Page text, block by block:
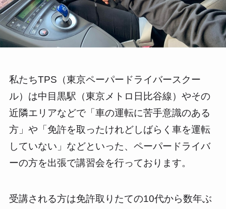
私たちTPS（東京ペーパードライバースクー
ル）は中目黒駅（東京メトロ日比谷線）やその
近隣エリアなどで「車の運転に苦手意識のある
方」や「免許を取ったけれどしばらく車を運転
していない」などといった、ペーパードライバ
ーの方を出張で講習会を行っております。
受講される方は免許取りたての10代から数年ぶ